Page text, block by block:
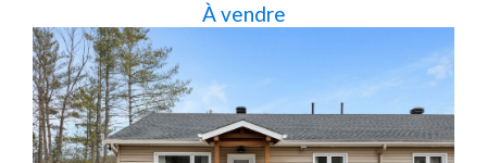
À vendre